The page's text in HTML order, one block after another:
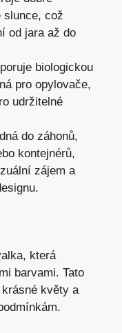
slunce, což
od jara až do
biologickou
pro opylovače,
udržitelné
do záhonů,
kontejnérů,
zájem a
která
barvami. Tato
květy a